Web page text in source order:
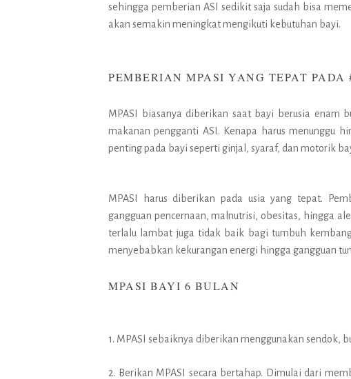
sehingga pemberian ASI sedikit saja sudah bisa
akan semakin meningkat mengikuti kebutuhan bayi.
PEMBERIAN MPASI YANG TEPAT
MPASI biasanya diberikan saat bayi berusia enam
makanan pengganti ASI. Kenapa harus menunggu
penting pada bayi seperti ginjal, syaraf, dan motorik
MPASI harus diberikan pada usia yang tepat.
gangguan pencernaan, malnutrisi, obesitas, hingga
terlalu lambat juga tidak baik bagi tumbuh
menyebabkan kekurangan energi hingga gangguan
MPASI BAYI 6 BULAN
1. MPASI sebaiknya diberikan menggunakan sendok,
2. Berikan MPASI secara bertahap. Dimulai dari